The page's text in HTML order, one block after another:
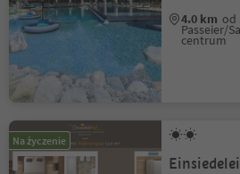
4.0 km od
Passeier/
centrum
Na życzenie